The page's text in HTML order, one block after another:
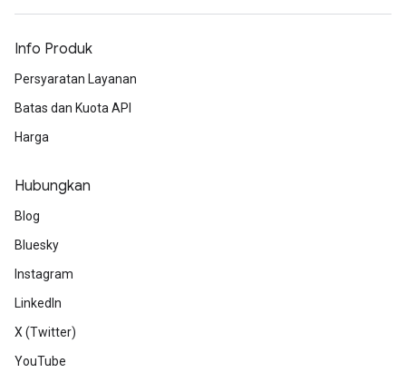
Info Produk
Persyaratan Layanan
Batas dan Kuota API
Harga
Hubungkan
Blog
Bluesky
Instagram
LinkedIn
X (Twitter)
YouTube